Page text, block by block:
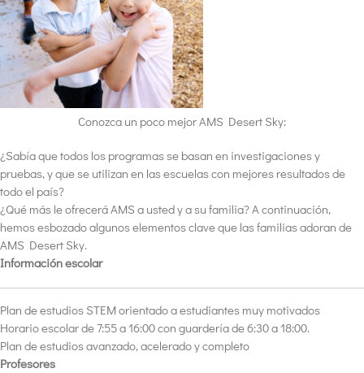
Conozca un poco mejor AMS Desert Sky:
¿Sabía que todos los programas se basan en investigaciones y
pruebas, y que se utilizan en las escuelas con mejores resultados de
todo el país?
¿Qué más le ofrecerá AMS a usted y a su familia? A continuación,
hemos esbozado algunos elementos clave que las familias adoran de
AMS Desert Sky.
Información escolar
Plan de estudios STEM orientado a estudiantes muy motivados
Horario escolar de 7:55 a 16:00 con guardería de 6:30 a 18:00.
Plan de estudios avanzado, acelerado y completo
Profesores